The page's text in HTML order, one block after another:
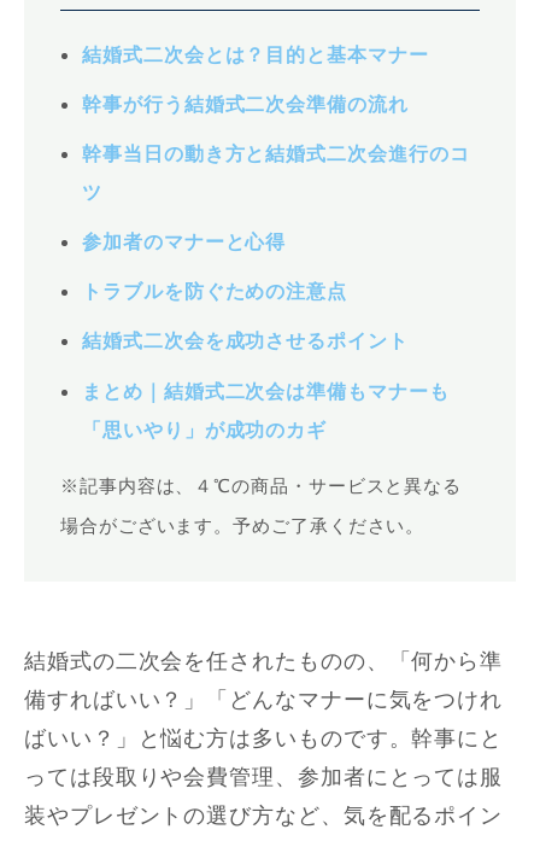
結婚式二次会とは？目的と基本マナー
幹事が行う結婚式二次会準備の流れ
幹事当日の動き方と結婚式二次会進行のコ
ツ
参加者のマナーと心得
トラブルを防ぐための注意点
結婚式二次会を成功させるポイント
まとめ｜結婚式二次会は準備もマナーも
「思いやり」が成功のカギ
※記事内容は、４℃の商品・サービスと異なる
場合がございます。予めご了承ください。
結婚式の二次会を任されたものの、「何から準
備すればいい？」「どんなマナーに気をつけれ
ばいい？」と悩む方は多いものです。幹事にと
っては段取りや会費管理、参加者にとっては服
装やプレゼントの選び方など、気を配るポイン